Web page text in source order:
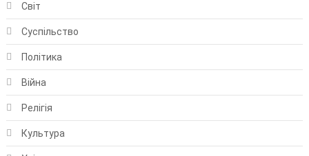
Світ
Суспільство
Політика
Війна
Релігія
Культура